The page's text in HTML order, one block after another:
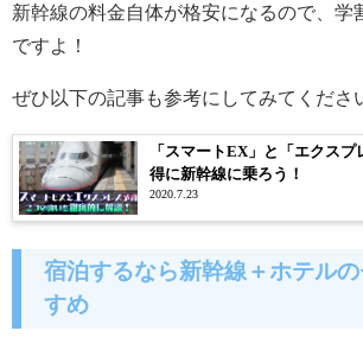
新幹線の料金自体が格安になるので、学
ですよ！
ぜひ以下の記事も参考にしてみてくださ
「スマートEX」と「エクス
得に新幹線に乗ろう！
2020.7.23
宿泊するなら新幹線＋ホテル
すめ